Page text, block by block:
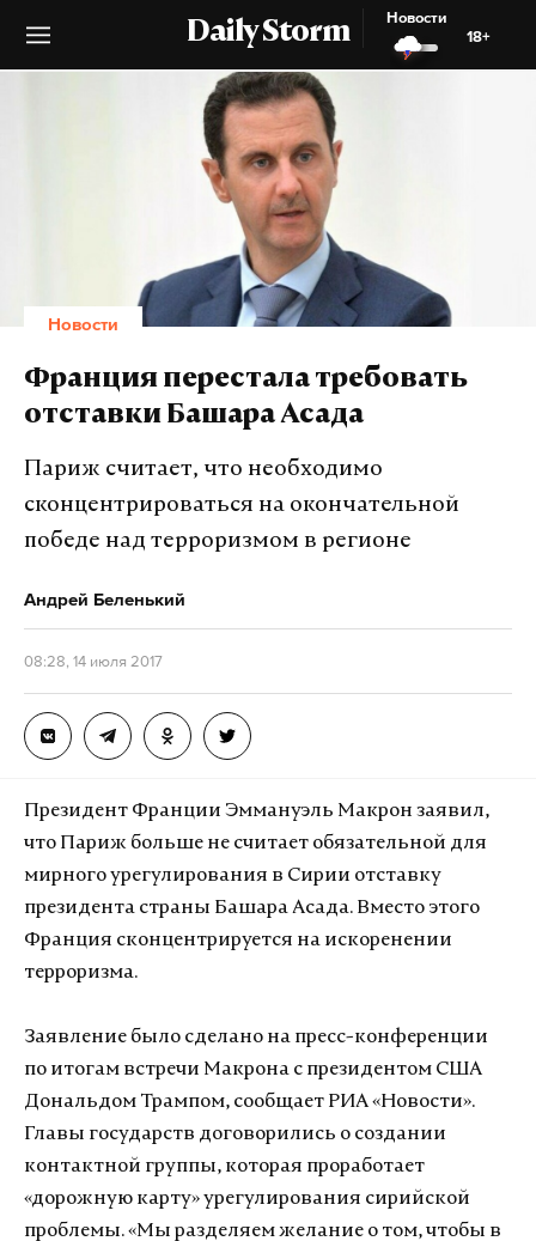
Daily Storm
Новости
18+
Новости
Франция перестала требовать
отставки Башара Асада
Париж считает, что необходимо
сконцентрироваться на окончательной
победе над терроризмом в регионе
Андрей Беленький
08:28, 14 июля 2017
Президент Франции Эммануэль Макрон заявил,
что Париж больше не считает обязательной для
мирного урегулирования в Сирии отставку
президента страны Башара Асада. Вместо этого
Франция сконцентрируется на искоренении
терроризма.
Заявление было сделано на пресс-конференции
по итогам встречи Макрона с президентом США
Дональдом Трампом, сообщает РИА «Новости».
Главы государств договорились о создании
контактной группы, которая проработает
«дорожную карту» урегулирования сирийской
проблемы. «Мы разделяем желание о том, чтобы в